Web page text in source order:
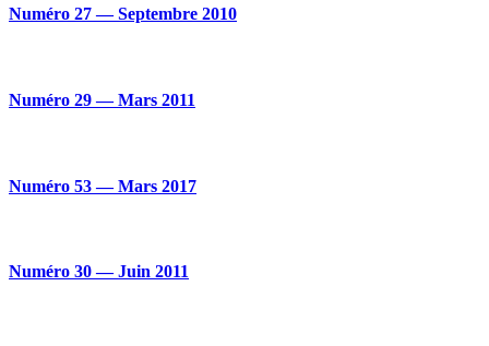
Numéro 27 — Septembre 2010
Numéro 29 — Mars 2011
Numéro 53 — Mars 2017
Numéro 30 — Juin 2011